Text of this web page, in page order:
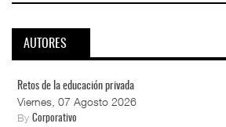
AUTORES
Retos de la educación privada
Viernes, 07 Agosto 2026
By Corporativo